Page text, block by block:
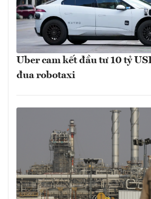
Uber cam kết đầu tư 10 tỷ
đua robotaxi